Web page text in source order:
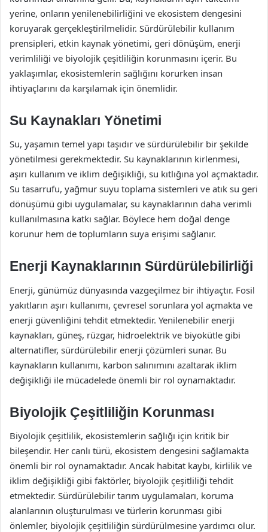
yerine, onların yenilenebilirliğini ve ekosistem dengesini
koruyarak gerçekleştirilmelidir. Sürdürülebilir kullanım
prensipleri, etkin kaynak yönetimi, geri dönüşüm, enerji
verimliliği ve biyolojik çeşitliliğin korunmasını içerir. Bu
yaklaşımlar, ekosistemlerin sağlığını korurken insan
ihtiyaçlarını da karşılamak için önemlidir.
Su Kaynakları Yönetimi
Su, yaşamın temel yapı taşıdır ve sürdürülebilir bir şekilde
yönetilmesi gerekmektedir. Su kaynaklarının kirlenmesi,
aşırı kullanım ve iklim değişikliği, su kıtlığına yol açmaktadır.
Su tasarrufu, yağmur suyu toplama sistemleri ve atık su geri
dönüşümü gibi uygulamalar, su kaynaklarının daha verimli
kullanılmasına katkı sağlar. Böylece hem doğal denge
korunur hem de toplumların suya erişimi sağlanır.
Enerji Kaynaklarının Sürdürülebilirliği
Enerji, günümüz dünyasında vazgeçilmez bir ihtiyaçtır. Fosil
yakıtların aşırı kullanımı, çevresel sorunlara yol açmakta ve
enerji güvenliğini tehdit etmektedir. Yenilenebilir enerji
kaynakları, güneş, rüzgar, hidroelektrik ve biyokütle gibi
alternatifler, sürdürülebilir enerji çözümleri sunar. Bu
kaynakların kullanımı, karbon salınımını azaltarak iklim
değişikliği ile mücadelede önemli bir rol oynamaktadır.
Biyolojik Çeşitliliğin Korunması
Biyolojik çeşitlilik, ekosistemlerin sağlığı için kritik bir
bileşendir. Her canlı türü, ekosistem dengesini sağlamakta
önemli bir rol oynamaktadır. Ancak habitat kaybı, kirlilik ve
iklim değişikliği gibi faktörler, biyolojik çeşitliliği tehdit
etmektedir. Sürdürülebilir tarım uygulamaları, koruma
alanlarının oluşturulması ve türlerin korunması gibi
önlemler, biyolojik çeşitliliğin sürdürülmesine yardımcı olur.